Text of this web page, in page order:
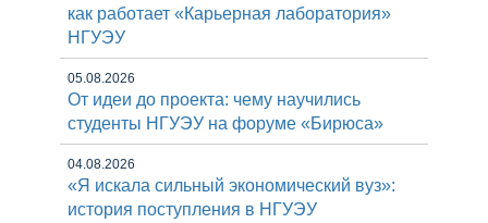
как работает «Карьерная лаборатория»
НГУЭУ
05.08.2026
От идеи до проекта: чему научились
студенты НГУЭУ на форуме «Бирюса»
04.08.2026
«Я искала сильный экономический вуз»:
история поступления в НГУЭУ